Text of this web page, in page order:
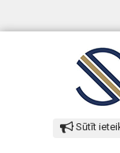
Sūtīt